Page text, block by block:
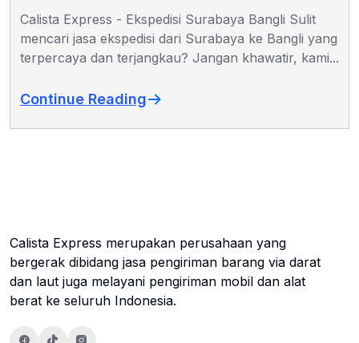
Calista Express - Ekspedisi Surabaya Bangli Sulit
mencari jasa ekspedisi dari Surabaya ke Bangli yang
terpercaya dan terjangkau? Jangan khawatir, kami...
Continue Reading
Calista Express merupakan perusahaan yang
bergerak dibidang jasa pengiriman barang via darat
dan laut juga melayani pengiriman mobil dan alat
berat ke seluruh Indonesia.